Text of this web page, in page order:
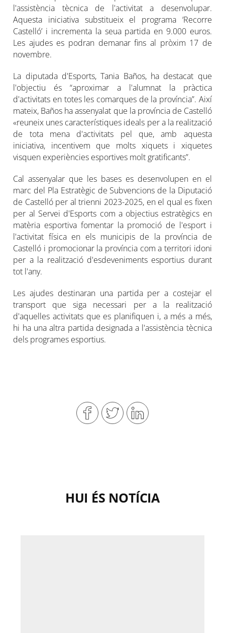
l'assistència tècnica de l'activitat a desenvolupar.
Aquesta iniciativa substitueix el programa ‘Recorre
Castelló’ i incrementa la seua partida en 9.000 euros.
Les ajudes es podran demanar fins al pròxim 17 de
novembre.
La diputada d'Esports, Tania Baños, ha destacat que
l'objectiu és “aproximar a l'alumnat la pràctica
d'activitats en totes les comarques de la província”. Així
mateix, Baños ha assenyalat que la província de Castelló
«reuneix unes característiques ideals per a la realització
de tota mena d'activitats pel que, amb aquesta
iniciativa, incentivem que molts xiquets i xiquetes
visquen experiències esportives molt gratificants”.
Cal assenyalar que les bases es desenvolupen en el
marc del Pla Estratègic de Subvencions de la Diputació
de Castelló per al trienni 2023-2025, en el qual es fixen
per al Servei d'Esports com a objectius estratègics en
matèria esportiva fomentar la promoció de l'esport i
l'activitat física en els municipis de la província de
Castelló i promocionar la província com a territori idoni
per a la realització d'esdeveniments esportius durant
tot l'any.
Les ajudes destinaran una partida per a costejar el
transport que siga necessari per a la realització
d'aquelles activitats que es planifiquen i, a més a més,
hi ha una altra partida designada a l'assistència tècnica
dels programes esportius.
HUI ÉS NOTÍCIA